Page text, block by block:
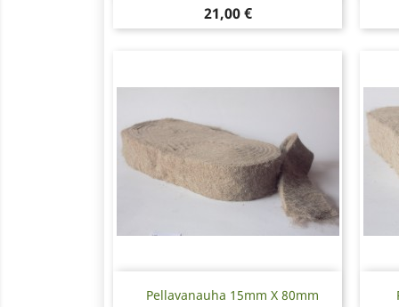
Hinta
21,00 €
Pellavanauha 15mm X 80mm
Pikakatselu